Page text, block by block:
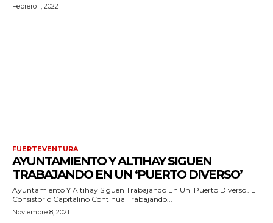
Febrero 1, 2022
FUERTEVENTURA
AYUNTAMIENTO Y ALTIHAY SIGUEN
TRABAJANDO EN UN ‘PUERTO DIVERSO’
Ayuntamiento Y Altihay Siguen Trabajando En Un 'Puerto Diverso'. El
Consistorio Capitalino Continúa Trabajando...
Noviembre 8, 2021